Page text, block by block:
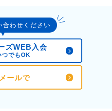
合わせください
ズWEB入会
つでもOK
ールで